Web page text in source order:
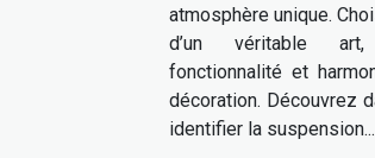
atmosphère unique.
d’un véritable
fonctionnalité et
décoration. Découvrez
identifier la suspension...